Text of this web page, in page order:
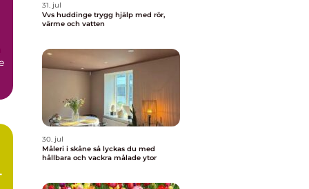
31. jul
Vvs huddinge trygg hjälp med rör,
värme och vatten
30. jul
Måleri i skåne så lyckas du med
hållbara och vackra målade ytor